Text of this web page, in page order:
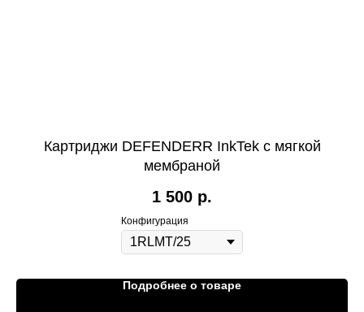
Картриджи DEFENDERR InkTek с мягкой
мембраной
1 500 р.
Конфигурация
Подробнее о товаре